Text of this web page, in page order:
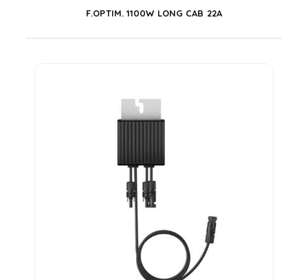
F.OPTIM. 1100W LONG CAB 22A